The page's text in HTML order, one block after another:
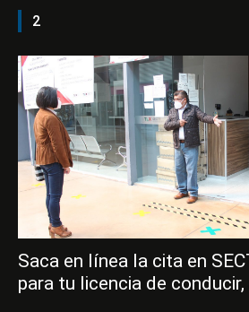
2
Saca en línea la cita en
para tu licencia de